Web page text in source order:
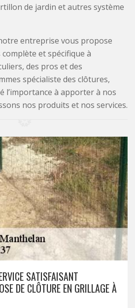
de jardin et autres système
entreprise vous propose
et spécifique à
des pros et des
spécialiste des clôtures,
l’importance à apporter à nos
nos produits et nos services.
SATISFAISANT
DE CLÔTURE EN GRILLAGE À